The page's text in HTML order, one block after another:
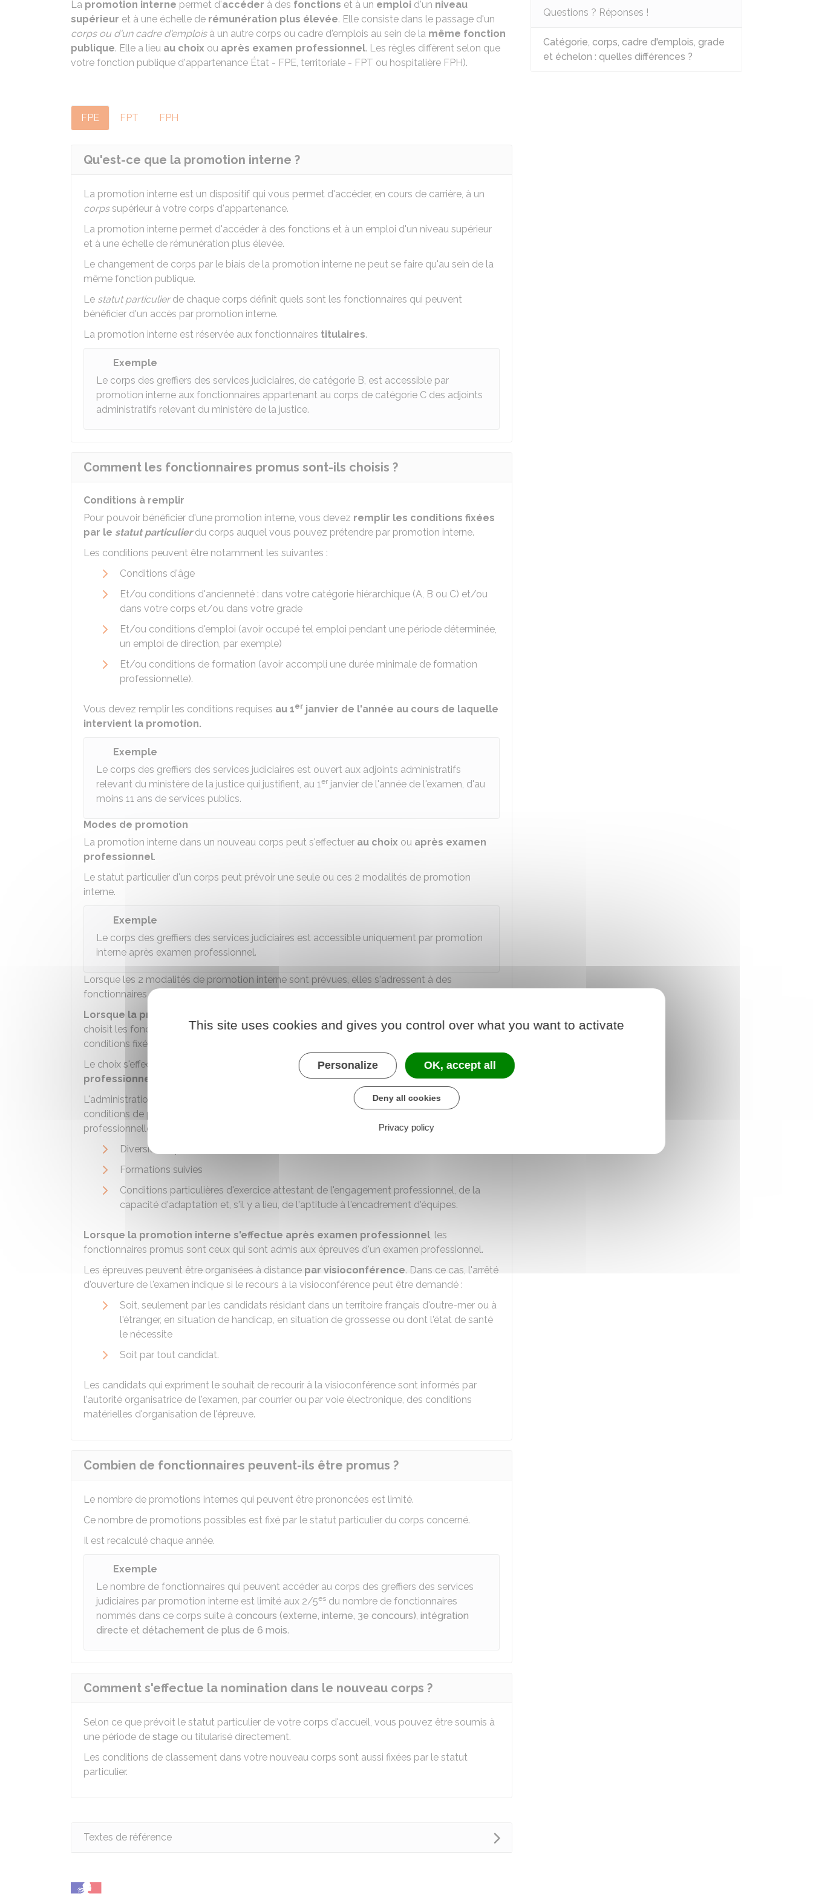
La promotion interne permet d'accéder à des fonctions et à un emploi d'un niveau
supérieur et à une échelle de rémunération plus élevée. Elle consiste dans le passage d'un
corps ou d'un cadre d'emploisà un autre corps ou cadre d'emplois au sein de la même fonction
publique. Elle a lieu au choix ou après examen professionnel. Les règles diffèrent selon que
votre fonction publique d'appartenance État - FPE, territoriale - FPT ou hospitalière FPH).
FPE FPT FPH
Qu'est-ce que la promotion interne ?
La promotion interne est un dispositif qui vous permet d'accéder, en cours de carrière, à un
corpssupérieur à votre corps d'appartenance.
La promotion interne permet d'accéder à des fonctions et à un emploi d'un niveau supérieur
et à une échelle de rémunération plus élevée.
Le changement de corps par le biais de la promotion interne ne peut se faire qu'au sein de la
même fonction publique.
Le statut particulierde chaque corps définit quels sont les fonctionnaires qui peuvent
bénéficier d'un accès par promotion interne.
La promotion interne est réservée aux fonctionnaires titulaires.
Exemple
Le corps des greffiers des services judiciaires, de catégorie B, est accessible par
promotion interne aux fonctionnaires appartenant au corps de catégorie C des adjoints
administratifs relevant du ministère de la justice.
Comment les fonctionnaires promus sont-ils choisis ?
Conditions à remplir
Pour pouvoir bénéficier d'une promotion interne, vous devez remplir les conditions fixées
par le statut particulierdu corps auquel vous pouvez prétendre par promotion interne.
Les conditions peuvent être notamment les suivantes :
Conditions d'âge
Et/ou conditions d'ancienneté : dans votre catégorie hiérarchique (A, B ou C) et/ou
dans votre corps et/ou dans votre grade
Et/ou conditions d'emploi (avoir occupé tel emploi pendant une période déterminée,
un emploi de direction, par exemple)
Et/ou conditions de formation (avoir accompli une durée minimale de formation
professionnelle).
Vous devez remplir les conditions requises au 1er janvier de l'année au cours de laquelle
intervient la promotion.
Exemple
Le corps des greffiers des services judiciaires est ouvert aux adjoints administratifs
relevant du ministère de la justice qui justifient, au 1er janvier de l'année de l'examen, d'au
moins 11 ans de services publics.
Modes de promotion
La promotion interne dans un nouveau corps peut s'effectuer au choix ou après examen
professionnel.
Le statut particulier d'un corps peut prévoir une seule ou ces 2 modalités de promotion
interne.
Exemple
Le corps des greffiers des services judiciaires est accessible uniquement par promotion
interne après examen professionnel.
Lorsque les 2 modalités de promotion interne sont prévues, elles s'adressent à des
fonctionnaires qui remplissent des conditions différentes.
Lorsque la promotion interne s'effectue au choix
choisit les fonctionnaires qu'elle souhaite promouvoir parmi ceux qui remplissent les
conditions fixées par le statut particulier du corps d'accueil.
Le choix s'effectue au vu de la
valeur professionnelleet desacquis de l'expérience
professionnelle
L'administration employeur précise, dans le cadre de ses lignes directrices de gestion, les
conditions de prise en compte de la valeur professionnelle et des acquis de l'expérience
professionnelle notamment à travers les critères suivants :
Diversité du parcours et des fonctions exercées
Formations suivies
Conditions particulières d'exercice attestant de l'engagement professionnel, de la
capacité d'adaptation et, s'il y a lieu, de l'aptitude à l'encadrement d'équipes.
Lorsque la promotion interne s'effectue après examen professionnel, les
fonctionnaires promus sont ceux qui sont admis aux épreuves d'un examen professionnel.
Les épreuves peuvent être organisées à distance par visioconférence. Dans ce cas, l'arrêté
d'ouverture de l'examen indique si le recours à la visioconférence peut être demandé :
Soit, seulement par les candidats résidant dans un territoire français d'outre-mer ou à
l'étranger, en situation de handicap, en situation de grossesse ou dont l'état de santé
le nécessite
Soit par tout candidat.
Les candidats qui expriment le souhait de recourir à la visioconférence sont informés par
l'autorité organisatrice de l'examen, par courrier ou par voie électronique, des conditions
matérielles d'organisation de l'épreuve.
Combien de fonctionnaires peuvent-ils être promus ?
Le nombre de promotions internes qui peuvent être prononcées est limité.
Ce nombre de promotions possibles est fixé par le statut particulier du corps concerné.
Il est recalculé chaque année.
Exemple
Le nombre de fonctionnaires qui peuvent accéder au corps des greffiers des services
judiciaires par promotion interne est limité aux 2/5es du nombre de fonctionnaires
nommés dans ce corps suite à concours (externe, interne, 3e concours), intégration
directe et détachement de plus de 6 mois.
Comment s'effectue la nomination dans le nouveau corps ?
Selon ce que prévoit le statut particulier de votre corps d'accueil, vous pouvez être soumis à
une période de stage ou titularisé directement.
Les conditions de classement dans votre nouveau corps sont aussi fixées par le statut
particulier.
Textes de référence
Questions ? Réponses !
Catégorie, corps, cadre d'emplois, grade
et échelon : quelles différences ?
This site uses cookies and gives you control over what you want to activate
Personalize OK, accept all
Deny all cookies
Privacy policy